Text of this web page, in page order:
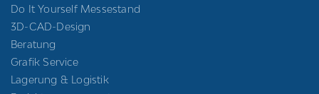
Do It Yourself Messestand
3D-CAD-Design
Beratung
Grafik Service
Lagerung & Logistik